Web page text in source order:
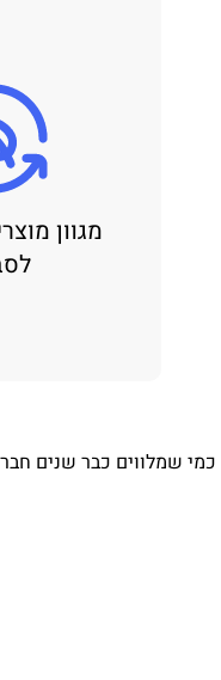
מגוון
כמי שמלווים כבר שנים